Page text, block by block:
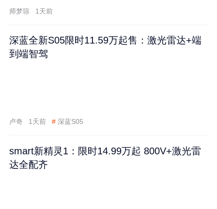
师梦琼 1天前
深蓝全新S05限时11.59万起售：激光雷达+端
到端智驾
卢奇 1天前 # 深蓝S05
smart新精灵1：限时14.99万起 800V+激光雷
达全配齐